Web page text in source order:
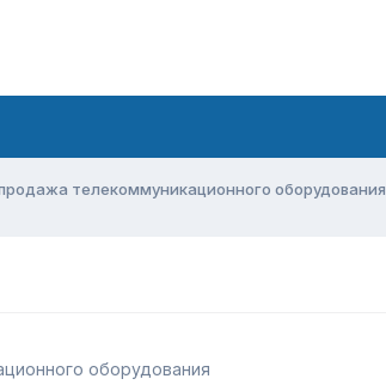
телекоммуникационного оборудования
оборудования